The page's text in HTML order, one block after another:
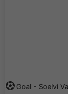
Goal - Soelvi